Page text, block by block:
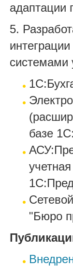
адаптации
5.
системами
базе
"Бюро